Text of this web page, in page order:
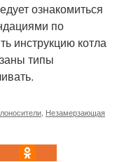
ознакомиться
по
инструкцию котла
типы
Незамерзающая